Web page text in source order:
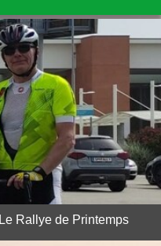
Le Rallye de Printemps